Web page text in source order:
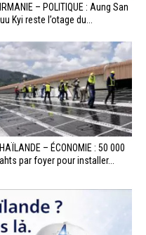
– POLITIQUE : Aung San
Kyi reste l’otage du...
– ÉCONOMIE : 50 000
par foyer pour installer...